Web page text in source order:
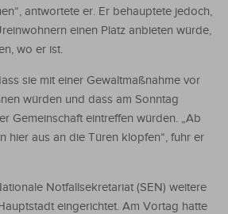
antwortete er. Er behauptete jedoch,
einen Platz anbieten würde,
wo er ist.
sie mit einer Gewaltmaßnahme vor
würden und dass am Sonntag
Gemeinschaft eintreffen würden. „Ab
hier aus an die Türen klopfen“, fuhr er
Notfallsekretariat (SEN) weitere
eingerichtet. Am Vortag hatte